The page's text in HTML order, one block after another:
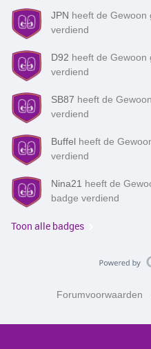
JPN heeft de Gewoon
verdiend
D92 heeft de Gewoon
verdiend
SB87 heeft de
verdiend
Buffel heeft de
verdiend
Nina21 heeft de
badge verdiend
Toon alle badges
Forumvoorwaarden